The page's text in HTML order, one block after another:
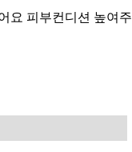
요 피부컨디션 높여주